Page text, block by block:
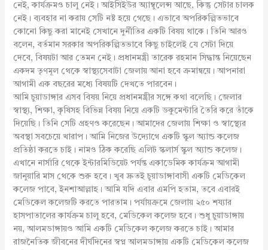
নেই, কার্যক্রমও চালু নেই। আইসিইউর অ্যাম্বুলেন্স আছে, কিন্তু সেটার চালক
নেই। ব্যবহার না করায় সেটি নষ্ট হয়ে গেছে। এভাবে অপরিকল্পিতভাবে
কোনো কিছু করা মানেই সেখানে দুর্নীতির একটি বিষয় থাকে। তিনি আরও
বলেন, বর্তমান সরকার অপরিকল্পিতভাবে কিছু চাইলেই যে সেটা দিয়ে
দেবে, বিষয়টা আর তেমন নেই। প্রধানমন্ত্রী তারেক রহমান সিদ্ধান্ত নিয়েছেন
একদম তৃণমূল থেকে স্বাস্থ্যসেবাটা জেলায় আনা হবে ক্রমান্বয়ে। আপনারা
আগামী এক বছরের মধ্যে বিষয়টি দেখতে পারবেন।
আমি চুয়াডাঙ্গার এসব বিষয় নিয়ে প্রধানমন্ত্রীর সঙ্গে কথা বলেছি। জেলার
স্বাস্থ্য, শিক্ষা, কৃষিসহ বিভিন্ন বিষয় নিয়ে একটি ডকুমেন্টারি তৈরি করে তাঁকে
দিয়েছি। তিনি সেটি গ্রহণও করেছেন। আমাদের জেলায় শিক্ষা ও স্বাস্থ্যের
অবস্থা সবচেয়ে খারাপ। আমি নিজের উদ্যোগে একটি স্কুল অ্যান্ড কলেজ
প্রতিষ্ঠা করতে চাই। নামও ঠিক করেছি এলিট স্কলার্স স্কুল অ্যান্ড কলেজ।
এখানে নার্সারি থেকে ইন্টারমিডিয়েট পর্যন্ত একাডেমিক কার্যক্রম আগামী
জানুয়ারি মাস থেকে শুরু হবে। খুব দ্রুতই চুয়াডাঙ্গাবাসী একটি মেডিকেল
কলেজ পাবে, ইনশাআল্লাহ। আমি যদি এবার এমপি হতাম, তবে এবারই
মেডিকেল কলেজটি করতে পারতাম। পর্যায়ক্রমে জেলায় ২৫০ শয্যার
হাসপাতালের কার্যক্রম চালু হবে, মেডিকেল কলেজ হবে। শুধু চুয়াডাঙ্গায়
নয়, আলমডাঙ্গায়ও আমি একটি মেডিকেল কলেজ করতে চাই। আমার
রাজনৈতিক জীবনের দীর্ঘদিনের স্বপ্ন আলমডাঙ্গায় একটি মেডিকেল কলেজ